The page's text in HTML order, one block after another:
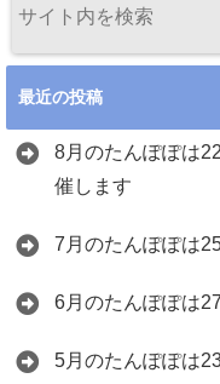
最近の投稿
8月のたんぽぽは
催します
7月のたんぽぽは
6月のたんぽぽは
5月のたんぽぽは